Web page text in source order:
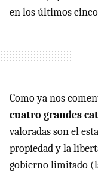
en los últimos
Como ya nos
cuatro grandes
valoradas son el
propiedad y la
gobierno limitado